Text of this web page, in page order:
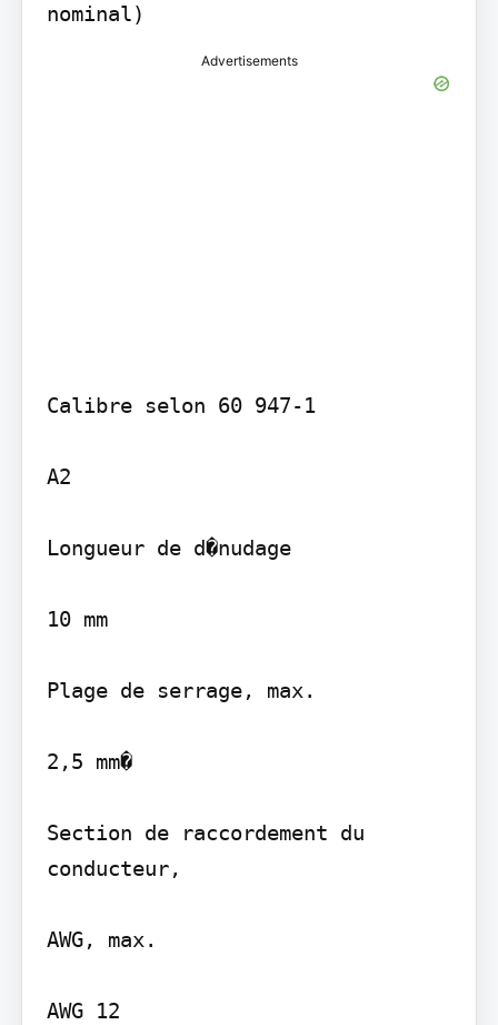
nominal)
Advertisements
Calibre selon 60 947-1
A2
Longueur de d�nudage
10 mm
Plage de serrage, max.
2,5 mm�
Section de raccordement du
conducteur,
AWG, max.
AWG 12